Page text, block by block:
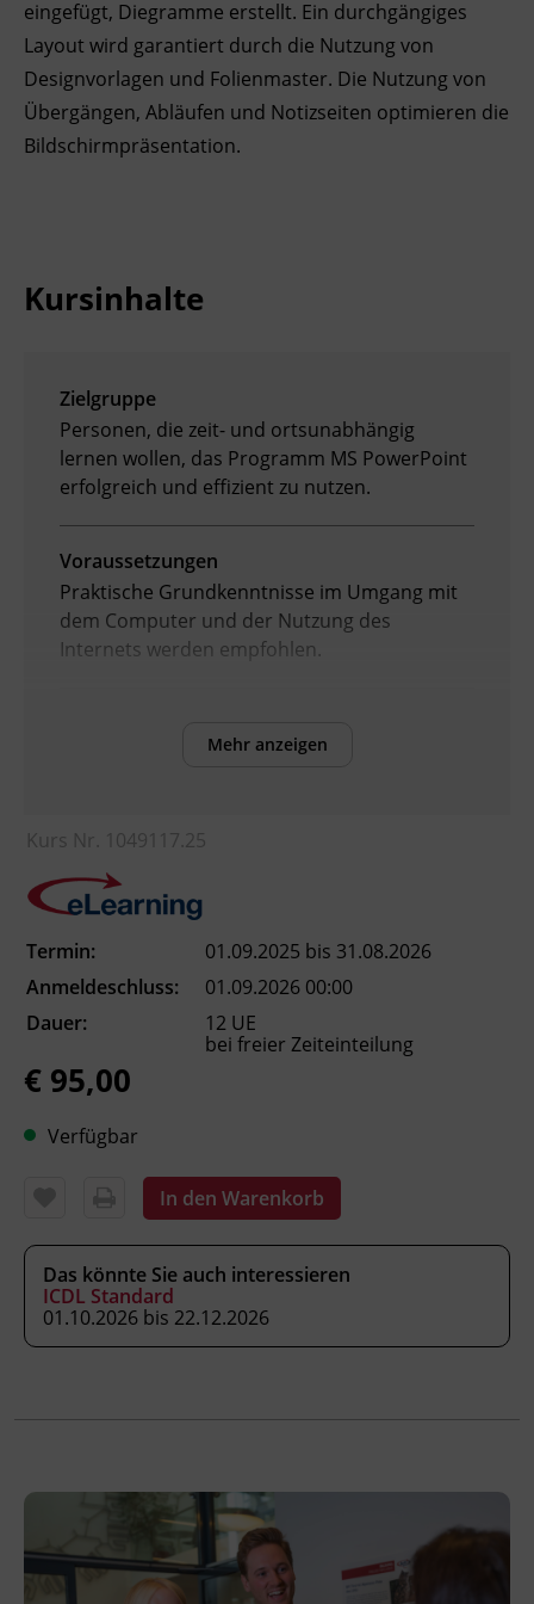
Ingenieurzertifizierung
BFI Reutte
BFI Schwaz
eingefügt, Diegramme erstellt. Ein durchgängiges
Layout wird garantiert durch die Nutzung von
Designvorlagen und Folienmaster. Die Nutzung von
Übergängen, Abläufen und Notizseiten optimieren die
Bildschirmpräsentation.
Kursinhalte
Zielgruppe
Personen, die zeit- und ortsunabhängig
lernen wollen, das Programm MS PowerPoint
erfolgreich und effizient zu nutzen.
Voraussetzungen
Praktische Grundkenntnisse im Umgang mit
dem Computer und der Nutzung des
Internets werden empfohlen.
Grundlagen, Erstellen von Präsentationen,
und Vorlagen, Übergänge und Animationen,
Präsentationen vorbereiten und ausgeben
Kursformat
E-Learning
Fachtrainer_in
Abschluss
Kursbesuchsbestätigung
Da es sich um einen Online-Kurs
handelt, benötigen Sie ein Gerät (PC,
Die Freischaltung des gebuchten Kurses
Start jederzeit möglich!
Veranstaltungsort
Mehr anzeigen
Kurs Nr. 1049117.25
Termin:
01.09.2025 bis 31.08.2026
Anmeldeschluss:
01.09.2026 00:00
Dauer:
12 UE
bei freier Zeiteinteilung
€ 95,00
Verfügbar
In den Warenkorb
Das könnte Sie auch interessieren
ICDL Standard
01.10.2026 bis 22.12.2026